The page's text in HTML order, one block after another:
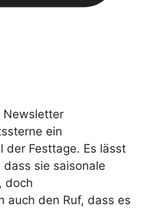
Newsletter
ein
der Festtage. Es lässt
sie saisonale
doch
auch den Ruf, dass es